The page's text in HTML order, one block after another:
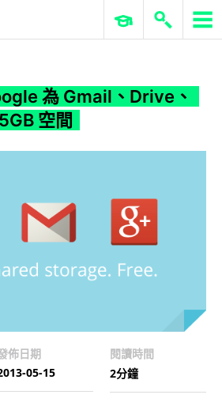
ERP 與商業 AI
為 Gmail、Drive、
空間
佈日期
05-15
閱讀時間
2分鐘